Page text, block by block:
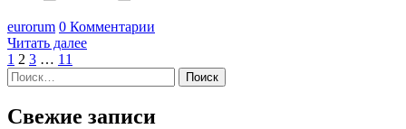
eurorum 0 Комментарии
Читать далее
Пагинация
записей
1 2 3 … 11
Найти:
Свежие записи